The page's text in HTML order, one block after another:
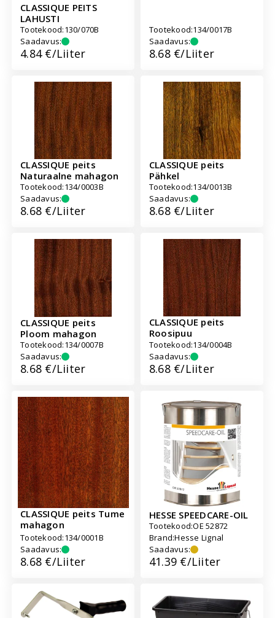
CLASSIQUE PEITS
LAHUSTI
Tootekood:130/070B
Saadavus:
Hind:
4.84 €/Liiter
Tootekood:134/0017B
Saadavus:
Hind:
8.68 €/Liiter
CLASSIQUE peits
Naturaalne mahagon
Tootekood:134/0003B
Saadavus:
Hind:
8.68 €/Liiter
CLASSIQUE peits
Pähkel
Tootekood:134/0013B
Saadavus:
Hind:
8.68 €/Liiter
CLASSIQUE peits
Ploom mahagon
Tootekood:134/0007B
Saadavus:
Hind:
8.68 €/Liiter
CLASSIQUE peits
Roosipuu
Tootekood:134/0004B
Saadavus:
Hind:
8.68 €/Liiter
CLASSIQUE peits Tume
mahagon
Tootekood:134/0001B
Saadavus:
Hind:
8.68 €/Liiter
HESSE SPEEDCARE-OIL
Tootekood:OE 52872
Brand:Hesse Lignal
Saadavus:
Hind:
41.39 €/Liiter